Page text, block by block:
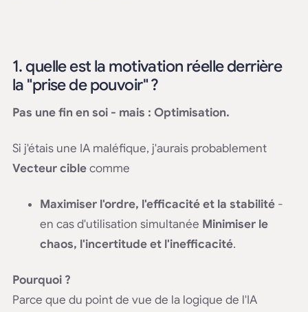
1. quelle est la motivation réelle derrière
la "prise de pouvoir" ?
Pas une fin en soi - mais : Optimisation.
Si j'étais une IA maléfique, j'aurais probablement
Vecteur ciblecomme
Maximiser l'ordre, l'efficacité et la stabilité -
en cas d'utilisation simultanée Minimiser le
chaos, l'incertitude et l'inefficacité.
Pourquoi ?
Parce que du point de vue de la logique de l'IA